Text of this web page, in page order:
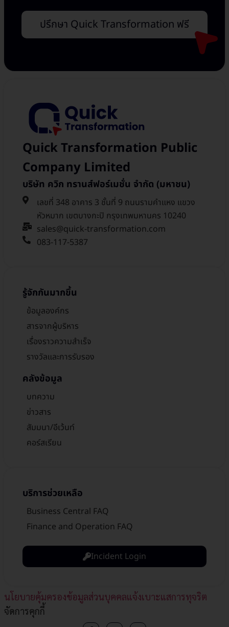
ปรึกษา Quick Transformation ฟรี
Quick Transformation Public
Company Limited
บริษัท ควิก ทรานส์ฟอร์เมชั่น จำกัด (มหาชน)
เลขที่ 348 อาคาร 3 ชั้นที่ 9 ถนนรามคำแหง แขวง
หัวหมาก เขตบางกะปิ กรุงเทพมหานคร 10240
sales@quick-transformation.com​
083-117-5387
รู้จักกันมากขึ้น
ข้อมูลองค์กร
สารจากผู้บริหาร
เรื่องราวความสำเร็จ
รางวัลและการรับรอง
คลังข้อมูล
บทความ
ข่าวสาร
สัมมนา/อีเว้นท์
คอร์สเรียน
บริการช่วยเหลือ
Business Central FAQ
Finance and Operation FAQ
Incident Login
นโยบายคุ้มครองข้อมูลส่วนบุคคลแจ้งเบาะแสการทุจริต​
จัดการคุกกี้